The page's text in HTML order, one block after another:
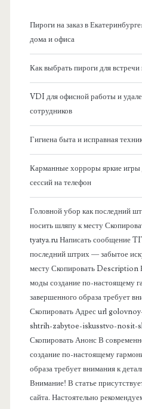
Пироги на заказ в
дома и офиса
Как выбрать пироги для встречи
VDI для офисной работы и
сотрудников
Гигиена быта и исправная
Карманные хорроры яркие игры
сессий на телефон
Головной убор как последний
носить шляпу к месту
tyatya.ru Написать сообщение
последний штрих — забытое
месту Скопировать Description
моды создание по-настоящему
завершенного образа требует
Скопировать Адрес url
shtrih-zabytoe-iskusstvo-nosit-
Скопировать Анонс В
создание по-настоящему
образа требует внимания к
Внимание! В статье
сайта. Настоятельно